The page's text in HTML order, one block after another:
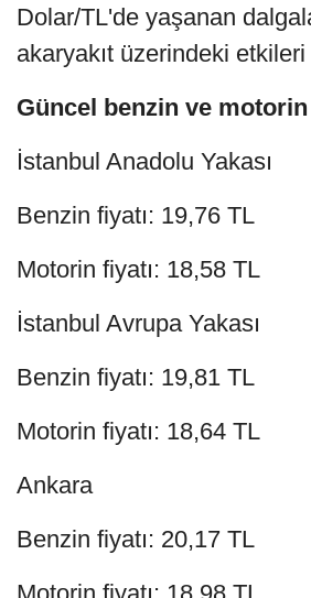
Dolar/TL'de yaşanan
akaryakıt üzerindeki
Güncel benzin ve motorin
İstanbul Anadolu Yakası
Benzin fiyatı: 19,76 TL
Motorin fiyatı: 18,58 TL
İstanbul Avrupa Yakası
Benzin fiyatı: 19,81 TL
Motorin fiyatı: 18,64 TL
Ankara
Benzin fiyatı: 20,17 TL